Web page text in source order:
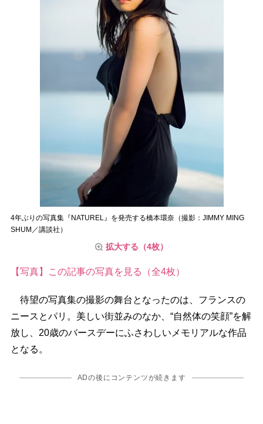
4年ぶりの写真集『NATUREL』を発売する橋本環奈（撮影：JIMMY MING
SHUM／講談社）
拡大する（4枚）
【写真】この記事の写真を見る（全4枚）
待望の写真集の撮影の舞台となったのは、フランスの
ニースとパリ。美しい街並みのなか、“自然体の笑顔”を解
放し、20歳のバースデーにふさわしいメモリアルな作品
となる。
ADの後にコンテンツが続きます